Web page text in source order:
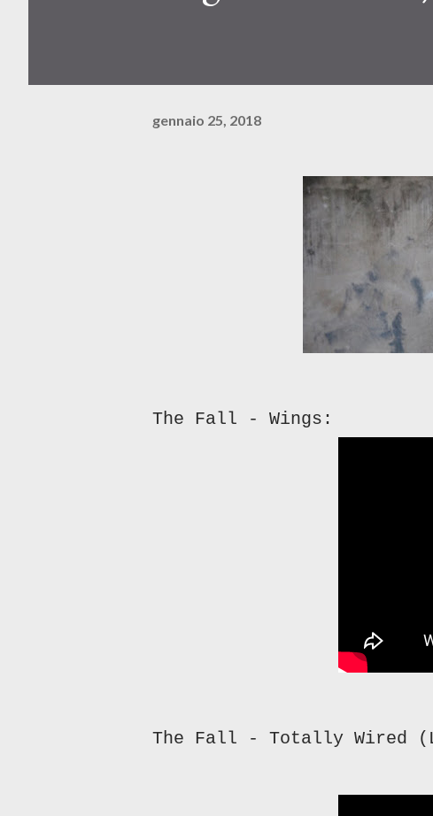
gennaio 25, 2018
The Fall - Wings:
The Fall - Totally Wired